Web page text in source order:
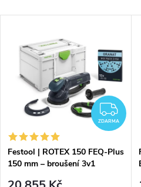
ZDARMA
Festool | ROTEX 150 FEQ-Plus
150 mm – broušení 3v1